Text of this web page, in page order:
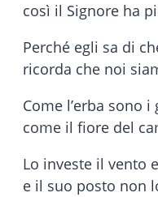
così il Signore ha
Perché egli sa di
ricorda che noi
Come l’erba sono
come il fiore del
Lo investe il vento
e il suo posto non